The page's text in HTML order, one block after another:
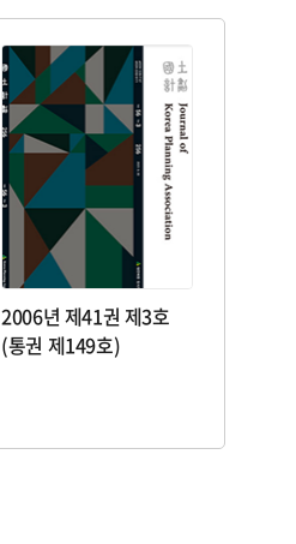
2006년 제41권 제3호
(통권 제149호)